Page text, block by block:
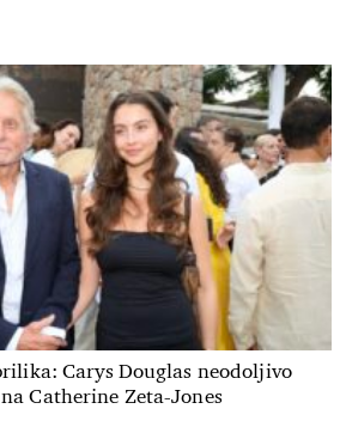
Carys Douglas neodoljivo
Catherine Zeta-Jones